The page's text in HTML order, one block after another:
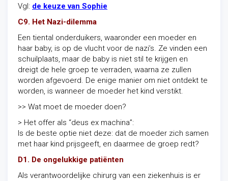
Vgl: de keuze van Sophie
C9. Het Nazi-dilemma
Een tiental onderduikers, waaronder een moeder en
haar baby, is op de vlucht voor de nazi’s. Ze vinden een
schuilplaats, maar de baby is niet stil te krijgen en
dreigt de hele groep te verraden, waarna ze zullen
worden afgevoerd. De enige manier om niet ontdekt te
worden, is wanneer de moeder het kind verstikt.
>> Wat moet de moeder doen?
> Het offer als “deus ex machina”:
Is de beste optie niet deze: dat de moeder zich samen
met haar kind prijsgeeft, en daarmee de groep redt?
D1. De ongelukkige patiënten
Als verantwoordelijke chirurg van een ziekenhuis is er